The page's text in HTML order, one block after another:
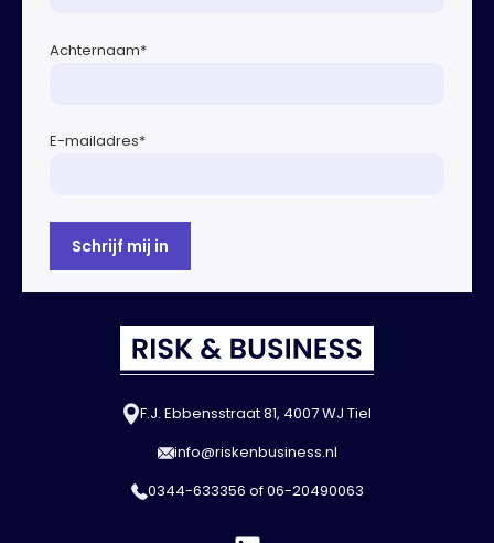
Achternaam*
E-mailadres*
F.J. Ebbensstraat 81, 4007 WJ Tiel
info@riskenbusiness.nl
0344-633356 of06-20490063